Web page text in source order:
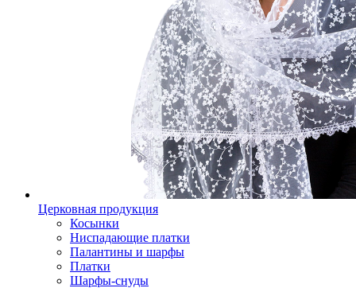
Церковная продукция
Косынки
Ниспадающие платки
Палантины и шарфы
Платки
Шарфы-снуды